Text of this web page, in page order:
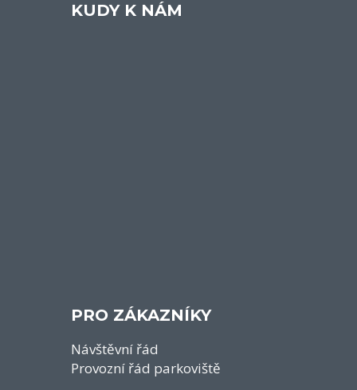
KUDY K NÁM
PRO ZÁKAZNÍKY
Návštěvní řád
Provozní řád parkoviště